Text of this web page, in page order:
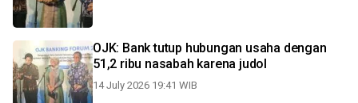
OJK: Bank tutup hubungan usaha dengan
51,2 ribu nasabah karena judol
14 July 2026 19:41 WIB